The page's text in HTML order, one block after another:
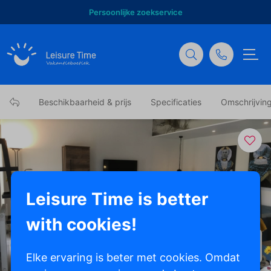
Persoonlijke zoekservice
Beschikbaarheid & prijs Specificaties
Leisure Time is better
with cookies!
Elke ervaring is beter met cookies. Omdat